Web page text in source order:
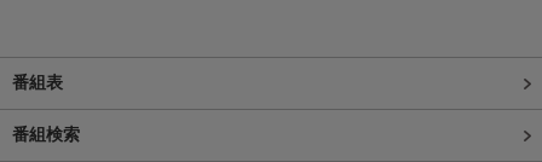
番組表
番組検索